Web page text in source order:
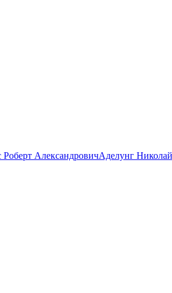
Роберт АлександровичАделунг